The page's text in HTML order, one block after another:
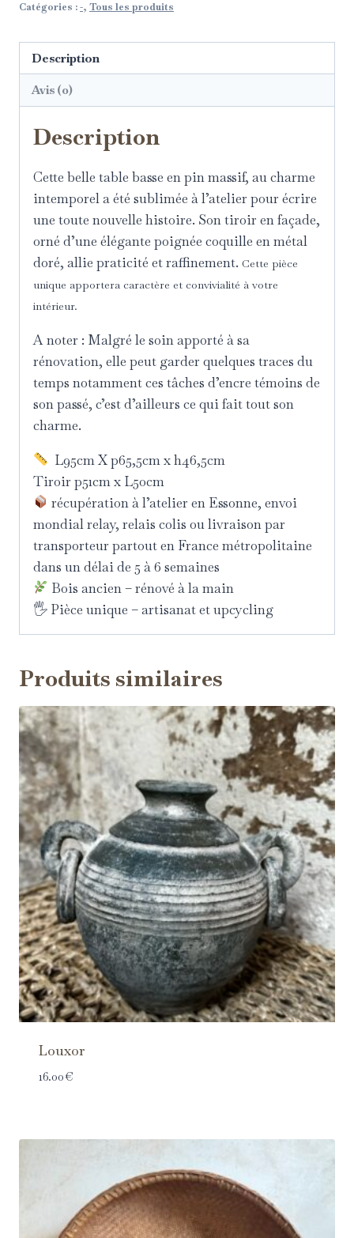
Catégories :-, Tous les produits
Description
Avis (0)
Description
Cette belle table basse enpin massif, au charme
intemporel a été sublimée à l’atelier pour écrire
une toute nouvelle histoire. Son tiroir en façade,
orné d’une élégante poignée coquille en métal
doré, allie praticité et raffinement. Cette pièce
unique apportera caractère et convivialité à votre
intérieur.
A noter : Malgré le soin apporté à sa
rénovation, elle peut garder quelques traces du
temps notamment ces tâches d’encre témoins de
son passé, c’est d’ailleurs ce qui fait tout son
charme.
L95cm X p65,5cm x h46,5cm
Tiroir p51cm x L50cm
récupération à l’atelier en Essonne, envoi
mondial relay, relais colis ou livraison par
transporteur partout en France métropolitaine
dans un délai de 5 à 6 semaines
Bois ancien – rénové à la main
🖐 Pièce unique – artisanat et upcycling
Produits similaires
Louxor
16.00€